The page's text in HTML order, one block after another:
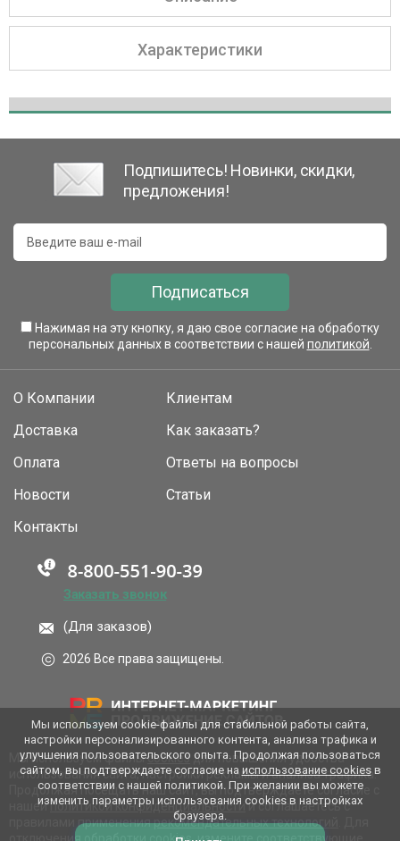
Характеристики
Подпишитесь! Новинки, скидки,
предложения!
Подписаться
Нажимая на эту кнопку, я даю свое согласие на обработку
персональных данных в соответствии с нашей политикой
О Компании
Доставка
Оплата
Новости
Клиентам
Как заказать?
Ответы на вопросы
Статьи
Контакты
Заказать звонок
(Для заказов)
2026 Все права защищены.
Мы используем файлыcookies для повышения удобства
использования сайта, настройки рекламы и анализа трафика.
Продолжая посещать наш сайт, вы подтверждаете согласие с
нашейполитикой конфиденциальностии соглашаетесь с
правилами применениярекомендательных технологий
отключения обработки cookies, измените соответствующие
Мы используем cookie-файлы для стабильной работы сайта,
настройки персонализированного контента, анализа трафика и
улучшения пользовательского опыта. Продолжая пользоваться
сайтом, вы подтверждаете согласие на использование cookiesв
соответствии с нашей политикой. При желании вы можете
изменить параметры использования cookies в настройках
браузера.